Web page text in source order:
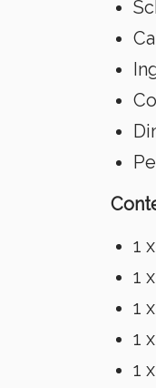
1
1
1
1
1